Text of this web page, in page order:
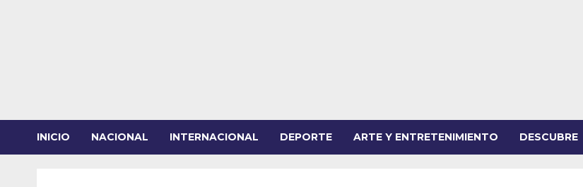
INICIO NACIONAL INTERNACIONAL DEPORTE ARTE Y ENTRETENIMIENTO DESCUBRE